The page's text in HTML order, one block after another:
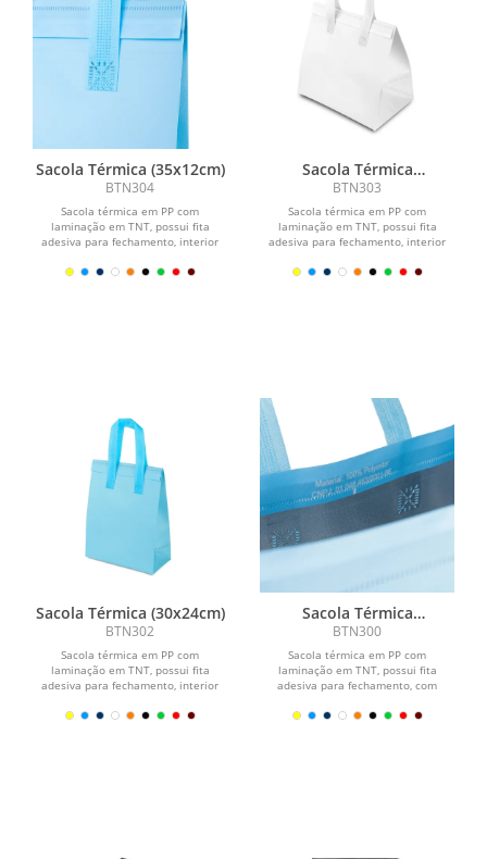
Sacola Térmica (35x12cm)
BTN304
Sacola térmica em PP com
laminação em TNT, possui fita
adesiva para fechamento, interior
Sacola Térmica
(30x35,7cm)
BTN303
Sacola térmica em PP com
laminação em TNT, possui fita
adesiva para fechamento, interior
Sacola Térmica (30x24cm)
BTN302
Sacola térmica em PP com
laminação em TNT, possui fita
adesiva para fechamento, interior
Sacola Térmica
(26x20,7cm)
BTN300
Sacola térmica em PP com
laminação em TNT, possui fita
adesiva para fechamento, com